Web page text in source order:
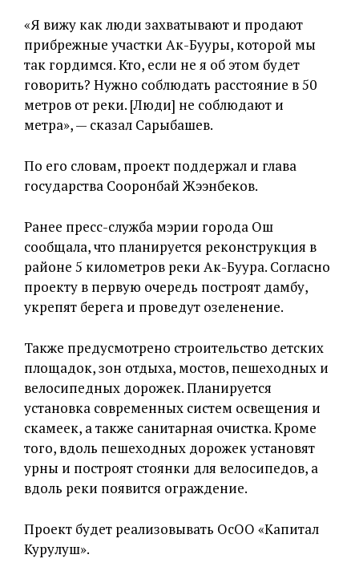
«Я вижу как люди захватывают и продают
прибрежные участки Ак-Бууры, которой мы
так гордимся. Кто, если не я об этом будет
говорить? Нужно соблюдать расстояние в 50
метров от реки. [Люди] не соблюдают и
метра», — сказал Сарыбашев.
По его словам, проект поддержал и глава
государства Сооронбай Жээнбеков.
Ранее пресс-служба мэрии города Ош
сообщала, что планируется реконструкция в
районе 5 километров реки Ак-Буура. Согласно
проекту в первую очередь построят дамбу,
укрепят берега и проведут озеленение.
Также предусмотрено строительство детских
площадок, зон отдыха, мостов, пешеходных и
велосипедных дорожек. Планируется
установка современных систем освещения и
скамеек, а также санитарная очистка. Кроме
того, вдоль пешеходных дорожек установят
урны и построят стоянки для велосипедов, а
вдоль реки появится ограждение.
Проект будет реализовывать ОсОО «Капитал
Курулуш».